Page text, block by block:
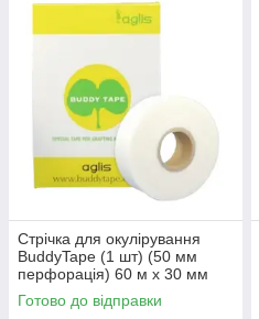
Стрічка для окулірування
BuddyTape (1 шт) (50 мм
перфорація) 60 м х 30 мм
(1200 шт) BT60-50/30 Aglis
Японія
Готово до відправки